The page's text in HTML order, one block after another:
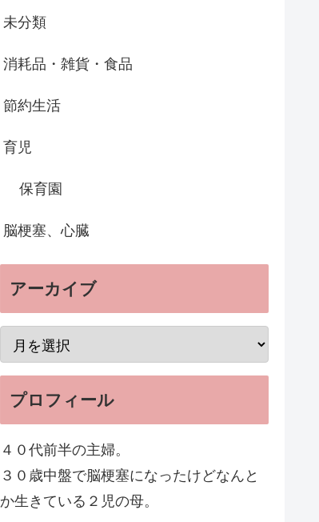
未分類
消耗品・雑貨・食品
節約生活
育児
保育園
脳梗塞、心臓
アーカイブ
プロフィール
４０代前半の主婦。
３０歳中盤で脳梗塞になったけどなんと
か生きている２児の母。